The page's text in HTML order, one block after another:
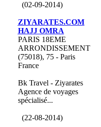
(02-09-2014)
ZIYARATES.COM
HAJJ OMRA
PARIS 18EME
ARRONDISSEMENT
(75018), 75 - Paris
France
Bk Travel - Ziyarates
Agence de voyages
spécialisé...
(22-08-2014)